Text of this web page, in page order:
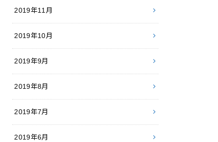
2019年11月
2019年10月
2019年9月
2019年8月
2019年7月
2019年6月